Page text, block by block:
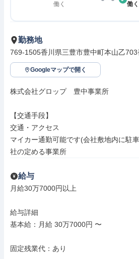
働く
働く
勤務地
769-1505香川県三豊市豊中町本山乙703
Googleマップで開く
株式会社グロップ　豊中事業所
【交通手段】
交通・アクセス
マイカー通勤可能です(会社敷地内に駐
社の定める事業所
給与
月給30万7000円以上
給与詳細
基本給：月給 30万7000円 〜
固定残業代：あり